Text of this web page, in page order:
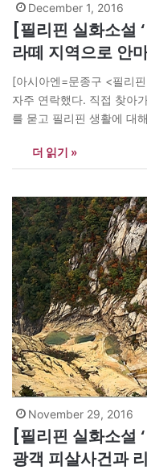
December 1, 2016
[필리핀 실화소설
라떼 지역으로 안
[아시아엔=문종구 <필리
자주 연락했다. 직접 찾아
를 묻고 필리핀 생활에 대
가 안쓰러웠다. “그렇게
에요. 보통 외국에 파견되
더 읽기 »
November 29, 2016
[필리핀 실화소설
광객 피살사건과